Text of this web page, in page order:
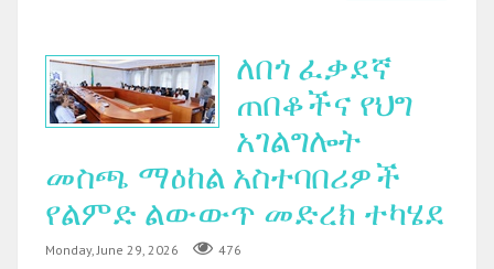
ለበጎ ፈቃደኛ
ጠበቆችና የህግ
አገልግሎት
መስጫ ማዕከል አስተባበሪዎች
የልምድ ልውውጥ መድረክ ተካሄደ
Monday, June 29, 2026 476